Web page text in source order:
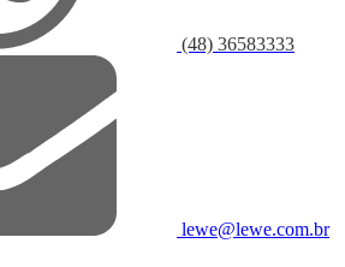
(48) 36583333
lewe@lewe.com.br